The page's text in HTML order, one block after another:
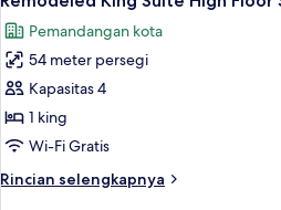
High
Floor
semua
foto
untuk
Remodeled
King
Suite
Floor
Pemandangan kota
54 meter persegi
Kapasitas 4
1 king
Wi-Fi Gratis
Rincian selengkapnya
Rincian